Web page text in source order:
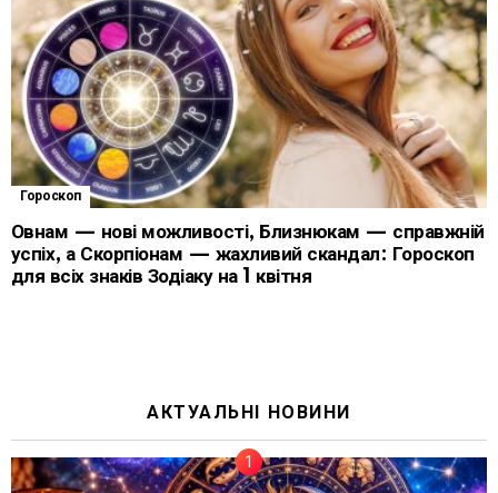
Гороскоп
Овнам — нові можливості, Близнюкам — справжній
успіх, а Скорпіонам — жахливий скандал: Гороскоп
для всіх знаків Зодіаку на 1 квітня
АКТУАЛЬНІ НОВИНИ